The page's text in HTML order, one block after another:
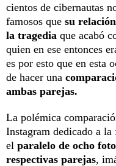
cientos de cibernautas
famosos que su
la tragedia que acabó
quien en ese entonces
es por esto que en esta
de hacer una
ambas parejas.
La polémica
Instagram dedicado a
el paralelo de ocho
respectivas parejas,